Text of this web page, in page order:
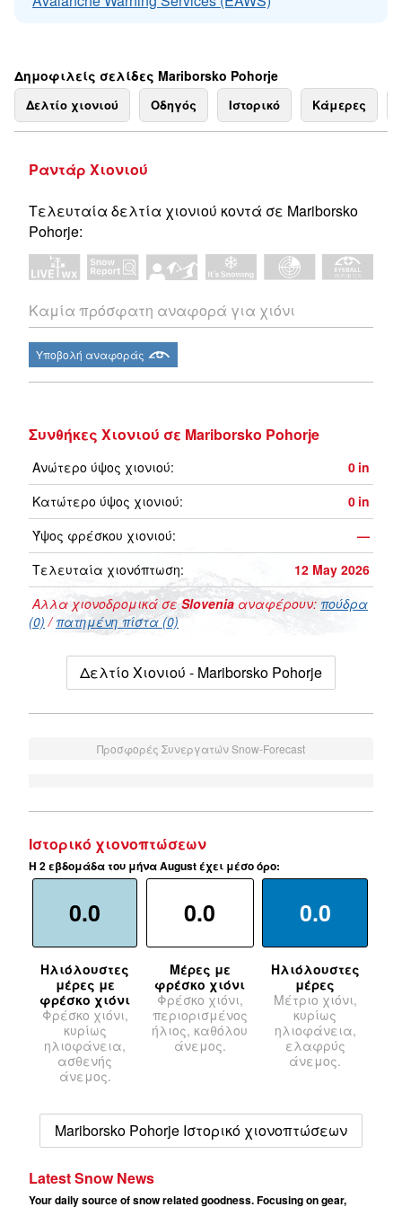
Δημοφιλείς σελίδες Mariborsko Pohorje
Δελτίο χιονιού Οδηγός Ιστορικό Κάμερες
Ραντάρ Χιονιού
Τελευταία δελτία χιονιού κοντά σε Mariborsko
Pohorje:
Καμία πρόσφατη αναφορά για χιόνι
Υποβολή αναφοράς
Συνθήκες Χιονιού σε Mariborsko Pohorje
Ανώτερο ύψος χιονιού: 0 in
Κατώτερο ύψος χιονιού:
0 in
Ύψος φρέσκου χιονιού:
—
Τελευταία χιονόπτωση:
12 May 2026
Αλλα χιονοδρομικά σεSlovenia αναφέρουν: πούδρα
(0) /πατημένη πίστα (0)
Δελτίο Χιονιού - Mariborsko Pohorje
Προσφορές Συνεργατών Snow-Forecast
Ιστορικό χιονοπτώσεων
Η 2 εβδομάδα του μήνα August έχει μέσο όρο:
0.0
Ηλιόλουστες
μέρες με
φρέσκο χιόνι
Φρέσκο χιόνι,
κυρίως
ηλιοφάνεια,
ασθενής
άνεμος.
0.0
Μέρες με
φρέσκο χιόνι
Φρέσκο χιόνι,
περιορισμένος
ήλιος, καθόλου
άνεμος.
0.0
Ηλιόλουστες
μέρες
Μέτριο χιόνι,
κυρίως
ηλιοφάνεια,
ελαφρύς
άνεμος.
Mariborsko Pohorje Ιστορικό χιονοπτώσεων